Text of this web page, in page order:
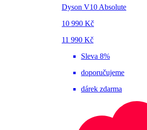
Dyson V10 Absolute
10 990 Kč
11 990 Kč
Sleva 8%
doporučujeme
dárek zdarma